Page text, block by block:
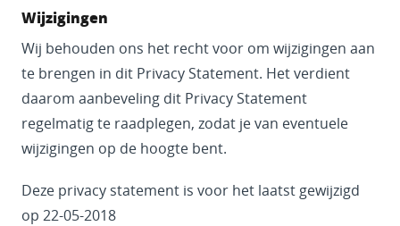
Wijzigingen
Wij behouden ons het recht voor om wijzigingen aan
te brengen in dit Privacy Statement. Het verdient
daarom aanbeveling dit Privacy Statement
regelmatig te raadplegen, zodat je van eventuele
wijzigingen op de hoogte bent.
Deze privacy statement is voor het laatst gewijzigd
op 22-05-2018